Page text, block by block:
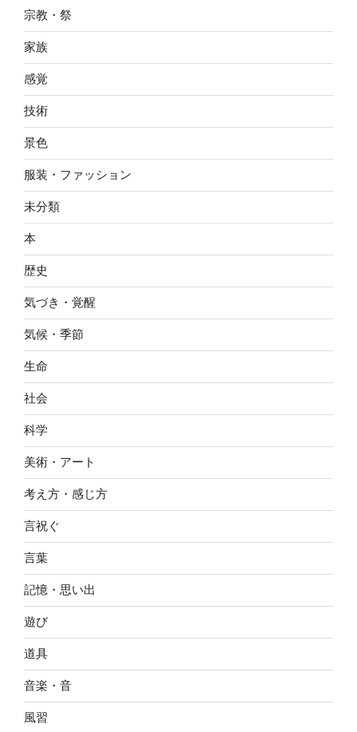
宗教・祭
家族
感覚
技術
景色
服装・ファッション
未分類
本
歴史
気づき・覚醒
気候・季節
生命
社会
科学
美術・アート
考え方・感じ方
言祝ぐ
言葉
記憶・思い出
遊び
道具
音楽・音
風習